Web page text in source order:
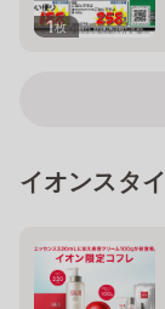
1枚
イオンスタ